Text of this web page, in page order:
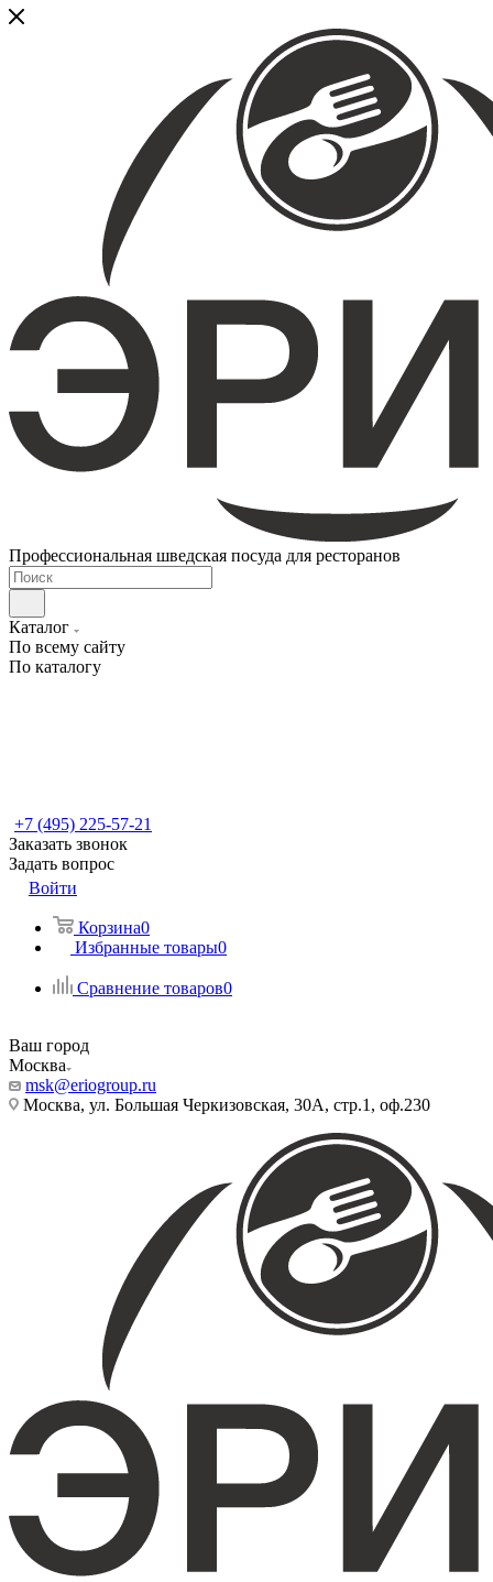
Профессиональная шведская посуда для ресторанов
Каталог
По всему сайту
По каталогу
+7 (495) 225-57-21
Заказать звонок
Задать вопрос
Войти
Корзина0
Избранные товары0
Сравнение товаров0
Ваш город
Москва
msk@eriogroup.ru
Москва, ул. Большая Черкизовская, 30А, стр.1, оф.230